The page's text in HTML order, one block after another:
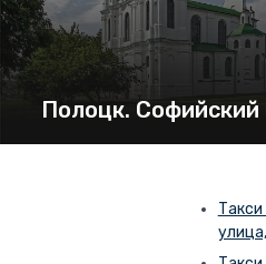
Полоцк. Софийский